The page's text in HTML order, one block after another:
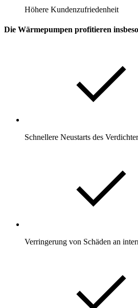
Höhere Kundenzufriedenheit
Die Wärmepumpen profitieren
Schnellere Neustarts des
Verringerung von Schäden an